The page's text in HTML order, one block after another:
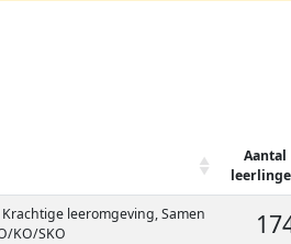
Aantal
leeromgeving, Samen
KO/SKO